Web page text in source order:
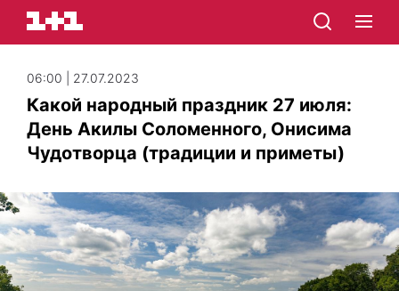
06:00 | 27.07.2023
Какой народный праздник 27 июля:
День Акилы Соломенного, Онисима
Чудотворца (традиции и приметы)